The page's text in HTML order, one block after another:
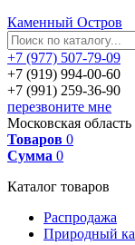
Каменный Остров
+7 (977) 507-79-09
+7 (919) 994-00-60
+7 (991) 259-36-90
перезвоните мне
Московская область
Товаров 0
Сумма 0
Каталог товаров
Распродажа
Природный